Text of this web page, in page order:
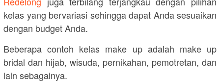
kelas yang bervariasi sehingga dapat Anda sesuaikan
dengan budget Anda.
Beberapa contoh kelas make up adalah make up
bridal dan hijab, wisuda, pernikahan, pemotretan, dan
lain sebagainya.